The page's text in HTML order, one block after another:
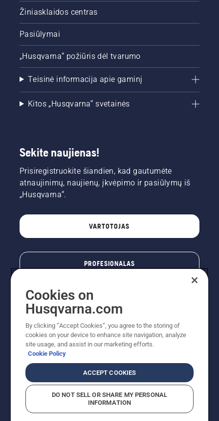
Žiniasklaidos centras
Pasiūlymai
„Husqvarna“ požiūris dėl tvarumo
Teisinė informacija apie gaminį
Kitos „Husqvarna“ svetainės
Sekite naujienas!
Prisiregistruokite šiandien, kad gautumėte
atnaujinimų, naujienų, įkvėpimo ir pasiūlymų iš
„Husqvarna“.
VARTOTOJAS
PROFESIONALAS
© „Husqvarna AB“ (leid). Visos teisės priklauso autoriui.
Nurodoma rekomenduojama mažmeninė kaina (RMK),
įskaitant PVM. RMK yra kaina, už kurią gamintojas
rekomenduoja pardavėjui parduoti prekę. UAB
"Husqvarna Lietuva" prekių vartotojams neparduoda,
Cookies on
Husqvarna.com
By clicking “Accept Cookies”, you agree to the storing of
cookies on your device to enhance site navigation, analyze
site usage, and assist in our marketing efforts.
Cookie Policy
ACCEPT COOKIES
DO NOT SELL OR SHARE MY PERSONAL
INFORMATION